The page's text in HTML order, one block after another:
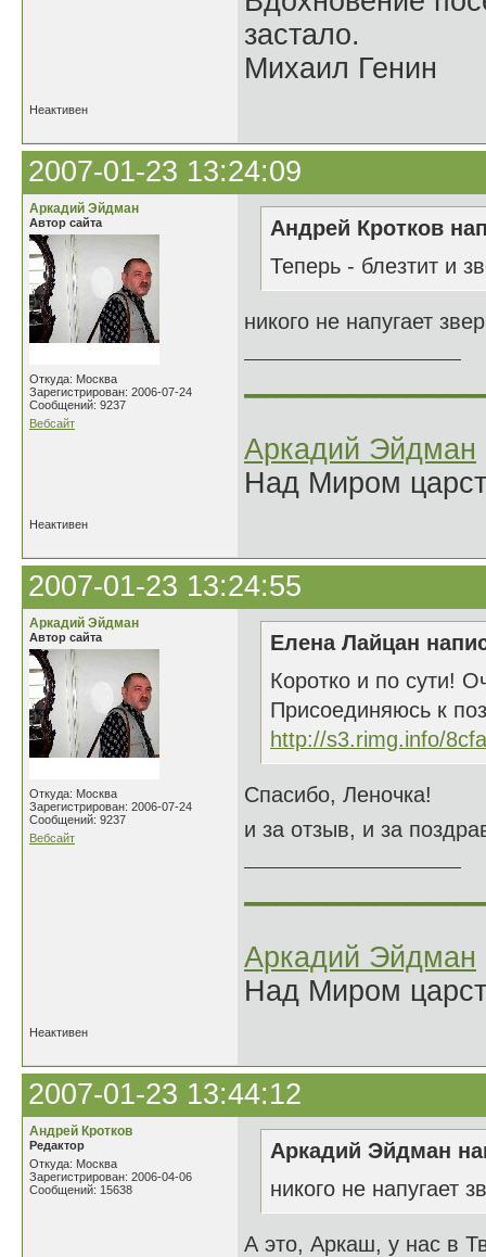
застало.
Михаил Генин
Неактивен
2007-01-23 13:24:09
Аркадий Эйдман
Автор сайта
Откуда: Москва
Зарегистрирован: 2006-07-24
Сообщений: 9237
Вебсайт
Андрей Кротков
Теперь - блезтит и
никого не напугает
Аркадий Эйдман
Над Миром
Неактивен
2007-01-23 13:24:55
Аркадий Эйдман
Автор сайта
Откуда: Москва
Зарегистрирован: 2006-07-24
Сообщений: 9237
Вебсайт
Елена Лайцан
Коротко и по сути!
Присоединяюсь к
http://s3.rimg.info/
Спасибо, Леночка!
и за отзыв, и за
Аркадий Эйдман
Над Миром
Неактивен
2007-01-23 13:44:12
Андрей Кротков
Редактор
Откуда: Москва
Зарегистрирован: 2006-04-06
Сообщений: 15638
Аркадий Эйдман
никого не напугает
А это, Аркаш, у нас в